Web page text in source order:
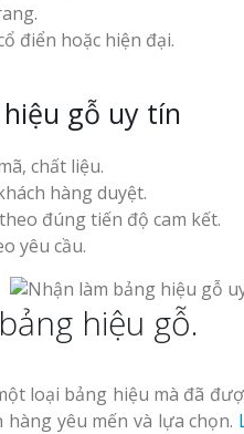
điển hoặc hiện đại.
gỗ uy tín
chất liệu.
hàng duyệt.
đúng tiến độ cam kết.
yêu cầu.
hiệu gỗ.
loại bảng hiệu mà đã
yêu mến và lựa chọn.
Công Ty
quảng cáo
Hiệu Tại
Giá Xưởng
Hút Khách